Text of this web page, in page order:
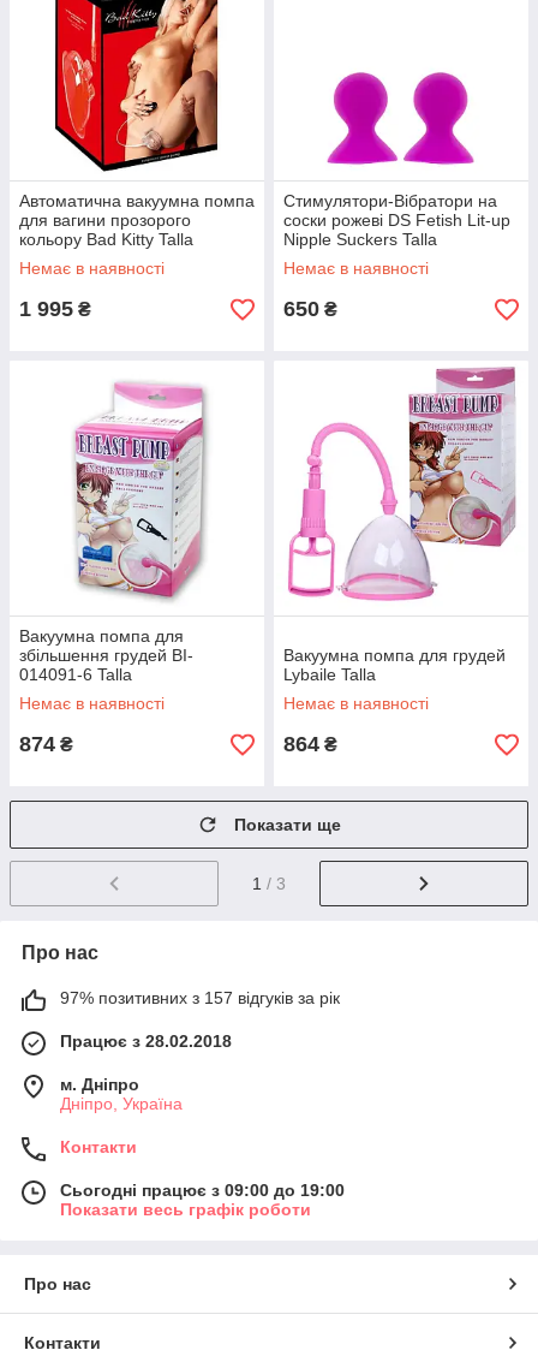
Автоматична вакуумна помпа
для вагини прозорого
кольору Bad Kitty Talla
Немає в наявності
1 995 ₴
Стимулятори-Вібратори на
соски рожеві DS Fetish Lit-up
Nipple Suckers Talla
Немає в наявності
650 ₴
Вакуумна помпа для
збільшення грудей BI-
014091-6 Talla
Немає в наявності
874 ₴
Вакуумна помпа для грудей
Lybaile Talla
Немає в наявності
864 ₴
Показати ще
1 / 3
Про нас
97% позитивних з 157 відгуків за рік
Працює з 28.02.2018
м. Дніпро
Дніпро, Україна
Контакти
Сьогодні працює з 09:00 до 19:00
Показати весь графік роботи
Про нас
Контакти